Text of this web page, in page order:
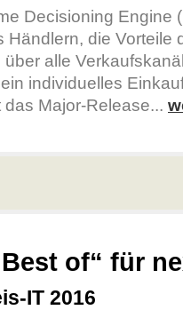
Decisioning Engine
Händlern, die Vorteile
alle
individuelles
das Major-Release...
of“ für
IT 2016